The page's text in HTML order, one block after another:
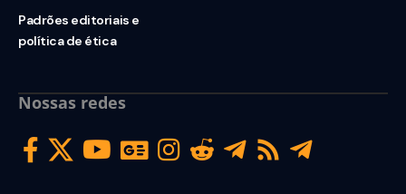
Padrões editoriais e
política de ética
Nossas redes